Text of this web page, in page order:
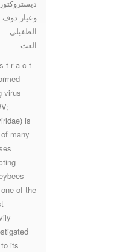
ديستروكتور
وعيار
الطفيلي
العث
t r a c t
virus
is
many
of the
its